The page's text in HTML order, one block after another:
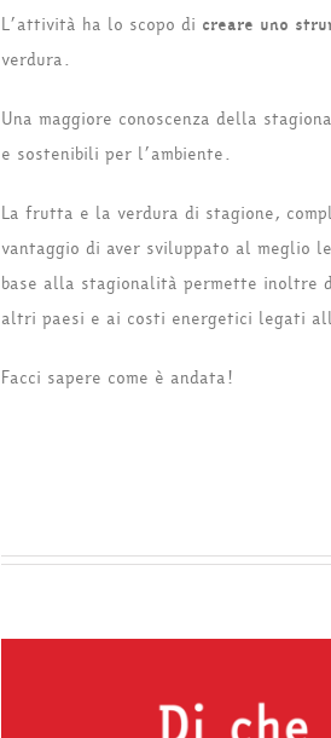
L’attività ha lo scopo di creare uno
verdura.
Una maggiore conoscenza della
e sostenibili per l’ambiente.
La frutta e la verdura di stagione,
vantaggio di aver sviluppato al meglio
base alla stagionalità permette inoltre
altri paesi e ai costi energetici legati
Facci sapere come è andata!